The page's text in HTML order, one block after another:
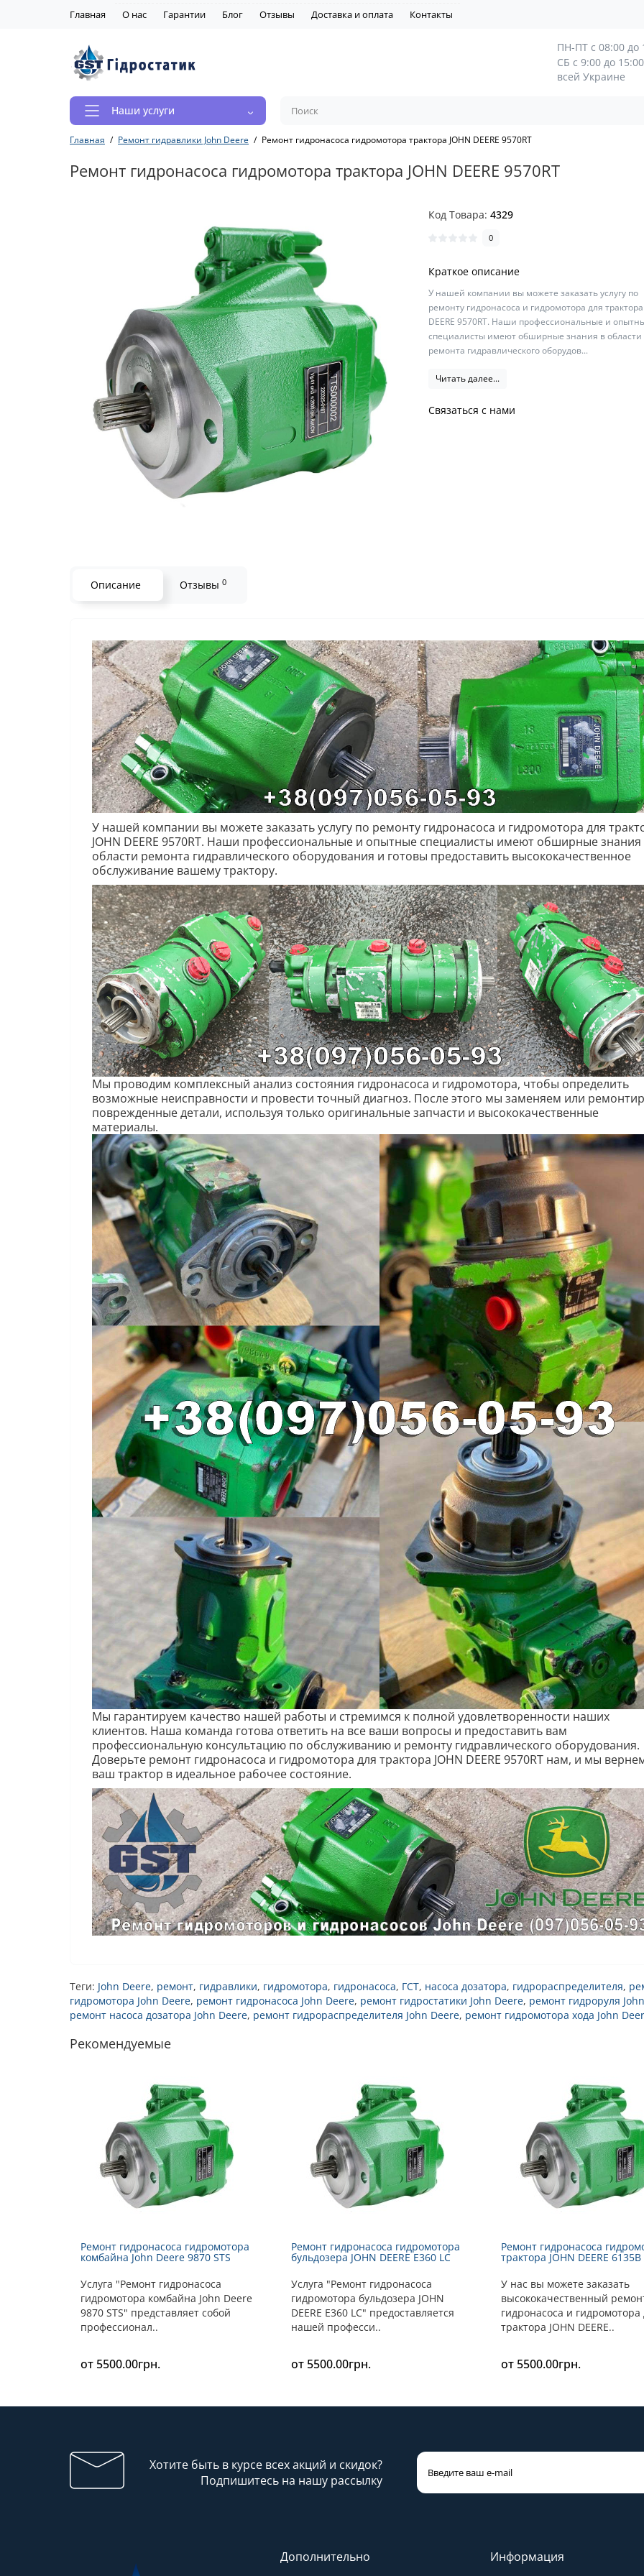
Главная О нас Гарантии Блог Отзывы Доставка и оплата Контакты
ПН-ПТ с 08:00 до
СБ с 9:00 до
всей Украине
Наши услуги
Главная Ремонт гидравлики John Deere Ремонт гидронасоса гидромотора трактора JOHN DEERE 9570RT
Ремонт гидронасоса гидромотора трактора JOHN DEERE 9570RT
Код Товара:4329
0
Краткое описание
У нашей компании вы можете заказать услугу по
ремонту гидронасоса и гидромотора для трактора
DEERE 9570RT. Наши профессиональные и
специалисты имеют обширные знания в области
ремонта гидравлического оборудов...
Читать далее...
Связаться с нами
Описание Отзывы 0
У нашей компании вы можете заказать услугу по ремонту гидронасоса и гидромотора для
JOHN DEERE 9570RT. Наши профессиональные и опытные специалисты имеют обширные знания
области ремонта гидравлического оборудования и готовы предоставить высококачественное
обслуживание вашему трактору.
Мы проводим комплексный анализ состояния гидронасоса и гидромотора, чтобы определить
возможные неисправности и провести точный диагноз. После этого мы заменяем или
поврежденные детали, используя только оригинальные запчасти и высококачественные
материалы.
Мы гарантируем качество нашей работы и стремимся к полной удовлетворенности наших
клиентов. Наша команда готова ответить на все ваши вопросы и предоставить вам
профессиональную консультацию по обслуживанию и ремонту гидравлического оборудования.
Доверьте ремонт гидронасоса и гидромотора для трактора JOHN DEERE 9570RT нам, и мы
ваш трактор в идеальное рабочее состояние.
Теги: John Deere, ремонт, гидравлики, гидромотора, гидронасоса, ГСТ, насоса дозатора, гидрораспределителя,
гидромотора John Deere, ремонт гидронасоса John Deere, ремонт гидростатики John Deere, ремонт гидроруля
ремонт насоса дозатора John Deere, ремонт гидрораспределителя John Deere, ремонт гидромотора хода John
Рекомендуемые
Ремонт гидронасоса гидромотора
комбайна John Deere 9870 STS
Услуга "Ремонт гидронасоса
гидромотора комбайна John Deere
9870 STS" представляет собой
профессионал..
от 5500.00грн.
Ремонт гидронасоса гидромотора
бульдозера JOHN DEERE E360 LC
Услуга "Ремонт гидронасоса
гидромотора бульдозера JOHN
DEERE E360 LC" предоставляется
нашей професси..
от 5500.00грн.
Ремонт гидронасоса
трактора JOHN DEERE 6135B
У нас вы можете заказать
высококачественный
гидронасоса и гидромотора
трактора JOHN DEERE..
от 5500.00грн.
Хотите быть в курсе всех акций и скидок?
Подпишитесь на нашу рассылку
Дополнительно Информация